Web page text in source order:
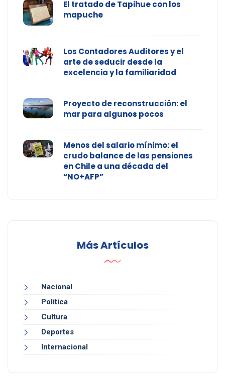
El tratado de Tapihue con los
mapuche
Los Contadores Auditores y el
arte de seducir desde la
excelencia y la familiaridad
Proyecto de reconstrucción: el
mar para algunos pocos
Menos del salario mínimo: el
crudo balance de las pensiones
en Chile a una década del
“NO+AFP”
Más Artículos
Nacional
Política
Cultura
Deportes
Internacional